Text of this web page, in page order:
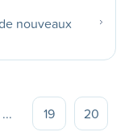
nouveaux
... 19 20